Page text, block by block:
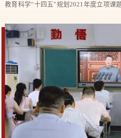
教育科学“十四五”规划2021年度立项课
究》（批准号：XJK21ATW004）立项为